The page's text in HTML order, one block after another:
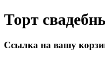
Торт
Ссылка на вашу